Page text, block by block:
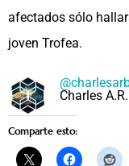
afectados sólo
joven Trofea.
Charles
Comparte esto: